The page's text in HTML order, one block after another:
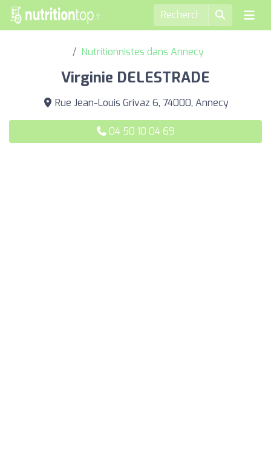
Nutritionnistes dans Annecy
Virginie DELESTRADE
Rue Jean-Louis Grivaz 6, 74000, Annecy
04 50 10 04 69